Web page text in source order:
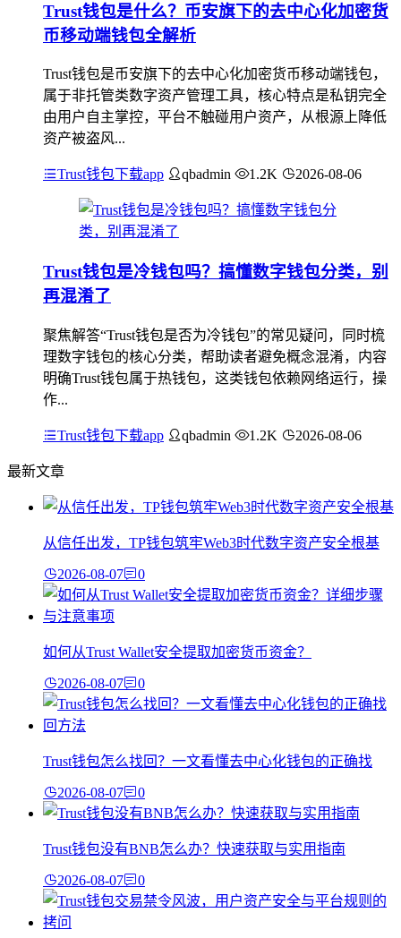
Trust钱包是什么？币安旗下的去中心化加密货
币移动端钱包全解析
Trust钱包是币安旗下的去中心化加密货币移动端钱包，
属于非托管类数字资产管理工具，核心特点是私钥完全
由用户自主掌控，平台不触碰用户资产，从根源上降低
资产被盗风...
Trust钱包下载app qbadmin 1.2K 2026-08-06
Trust钱包是冷钱包吗？搞懂数字钱包分类，别
再混淆了
聚焦解答“Trust钱包是否为冷钱包”的常见疑问，同时梳
理数字钱包的核心分类，帮助读者避免概念混淆，内容
明确Trust钱包属于热钱包，这类钱包依赖网络运行，操
作...
Trust钱包下载app qbadmin 1.2K 2026-08-06
最新文章
从信任出发，TP钱包筑牢Web3时代数字资产安全根基
2026-08-07 0
如何从Trust Wallet安全提取加密货币资金？
2026-08-07 0
Trust钱包怎么找回？一文看懂去中心化钱包的正确找
2026-08-07 0
Trust钱包没有BNB怎么办？快速获取与实用指南
2026-08-07 0